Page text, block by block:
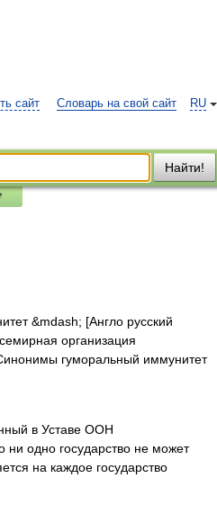
RU
сайт Словарь на свой сайт
Найти!
&mdash; [Англо русский
организация
гуморальный иммунитет
в Уставе ООН
одно государство не может
на каждое государство